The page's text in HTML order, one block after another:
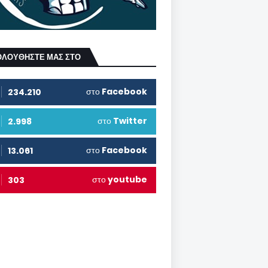
ΜΑΣ ΣΤΟ
234.210 στο Facebook
2.998 στο Twitter
13.061 στο Facebook
303 στοyoutube